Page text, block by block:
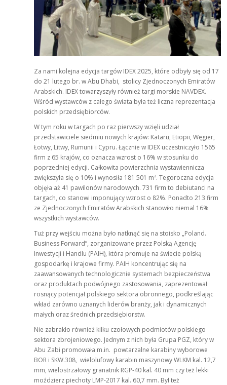
Za nami kolejna edycja targów IDEX 2025, które odbyły się od 17
do 21 lutego br. w Abu Dhabi, stolicy Zjednoczonych Emiratów
Arabskich. IDEX towarzyszyły również targi morskie NAVDEX.
Wśród wystawców z całego świata była też liczna reprezentacja
polskich przedsiębiorców.
W tym roku w targach po raz pierwszy wzięli udział
przedstawiciele siedmiu nowych krajów: Kataru, Etiopii, Węgier,
Łotwy, Litwy, Rumunii i Cypru. Łącznie w IDEX uczestniczyło 1565
firm z 65 krajów, co oznacza wzrost o 16% w stosunku do
poprzedniej edycji. Całkowita powierzchnia wystawiennicza
zwiększyła się o 10% i wynosiła 181 501 m². Tegoroczna edycja
objęła aż 41 pawilonów narodowych. 731 firm to debiutanci na
targach, co stanowi imponujący wzrost o 82%. Ponadto 213 firm
ze Zjednoczonych Emiratów Arabskich stanowiło niemal 16%
wszystkich wystawców.
Tuż przy wejściu można było natknąć się na stoisko „Poland.
Business Forward”, zorganizowane przez Polską Agencję
Inwestycji i Handlu (PAIH), która promuje na świecie polską
gospodarkę i krajowe firmy. PAIH koncentrując się na
zaawansowanych technologicznie systemach bezpieczeństwa
oraz produktach podwójnego zastosowania, zaprezentował
rosnący potencjał polskiego sektora obronnego, podkreślając
wkład zarówno uznanych liderów branży, jak i dynamicznych
małych oraz średnich przedsiębiorstw.
Nie zabrakło również kilku czołowych podmiotów polskiego
sektora zbrojeniowego. Jednym z nich była Grupa PGZ, który w
Abu Zabi promowała m.in. powtarzalne karabiny wyborowe
BOR i SKW.308, wielolufowy karabin maszynowy WLKM kal. 12,7
mm, wielostrzałowy granatnik RGP-40 kal. 40 mm czy też lekki
moździerz piechoty LMP-2017 kal. 60,7 mm. Był też